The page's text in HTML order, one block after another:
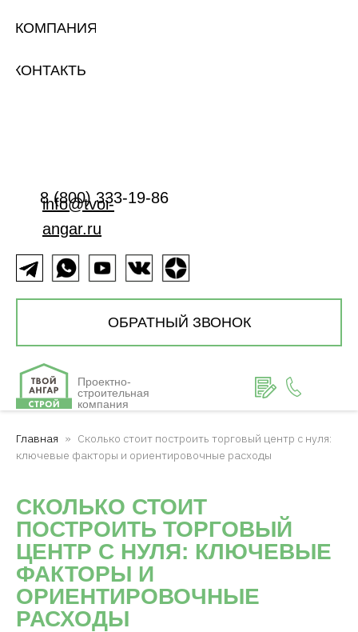
КОМПАНИЯ
КОНТАКТЫ
info@tvoi-
angar.ru
8 (800) 333-19-86
ОБРАТНЫЙ ЗВОНОК
Проектно-
строительная
компания
Главная
Сколько стоит построить торговый центр с нуля:
ключевые факторы и ориентировочные расходы
СКОЛЬКО СТОИТ
ПОСТРОИТЬ ТОРГОВЫЙ
ЦЕНТР С НУЛЯ: КЛЮЧЕВЫЕ
ФАКТОРЫ И
ОРИЕНТИРОВОЧНЫЕ
РАСХОДЫ